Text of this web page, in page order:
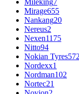
Mileking7
Mirage655
Nankang20
Nereus2
Nexen1175
Nitto94
Nokian Tyres572
Nordexx1
Nordman102
Nortec21